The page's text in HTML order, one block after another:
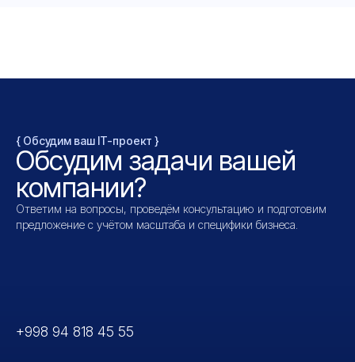
{ Обсудим ваш IT-проект }
Обсудим задачи вашей
компании?
Ответим на вопросы, проведём консультацию и подготовим
предложение с учётом масштаба и специфики бизнеса.
+998 94 818 45 55